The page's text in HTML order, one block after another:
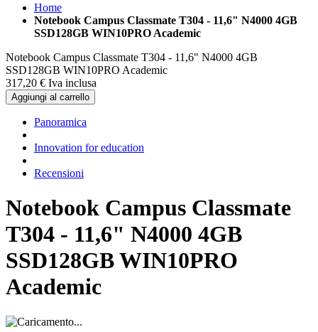
Home
Notebook Campus Classmate T304 - 11,6" N4000 4GB
SSD128GB WIN10PRO Academic
Notebook Campus Classmate T304 - 11,6" N4000 4GB
SSD128GB WIN10PRO Academic
317,20 € Iva inclusa
Aggiungi al carrello
Panoramica
Innovation for education
Recensioni
Notebook Campus Classmate
T304 - 11,6" N4000 4GB
SSD128GB WIN10PRO
Academic